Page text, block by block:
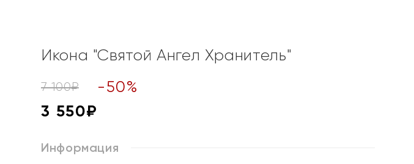
Икона "Святой Ангел Хранитель"
7 100₽ -50%
3 550₽
Информация